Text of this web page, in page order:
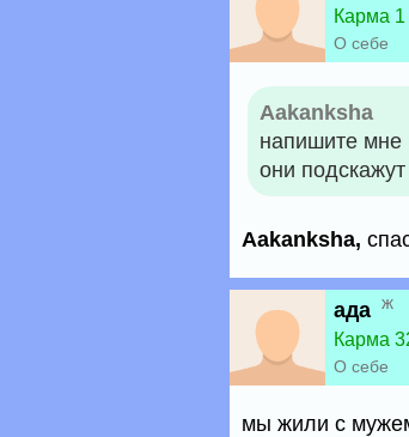
Карма 1
О себе
Aakanksha
напишите мне
они
Aakanksha,
ада ж
Карма
О себе
мы жили с